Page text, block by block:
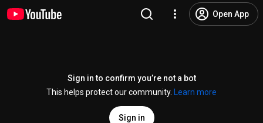
Open App
Sign in to confirm you’re not a bot
This helps protect our community.
Learn more
Sign in